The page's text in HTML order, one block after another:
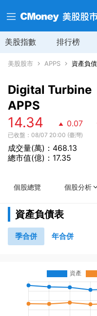
美股指數 排行榜
美股股市 APPS 資產負
Digital Turbine
APPS
14.34 0.07
已收盤：08/07 20:00 (臺灣)
成交量(萬)：468.13
總市值(億)：17.35
個股總覽 個股分析
資產負債表
季合併 年合併